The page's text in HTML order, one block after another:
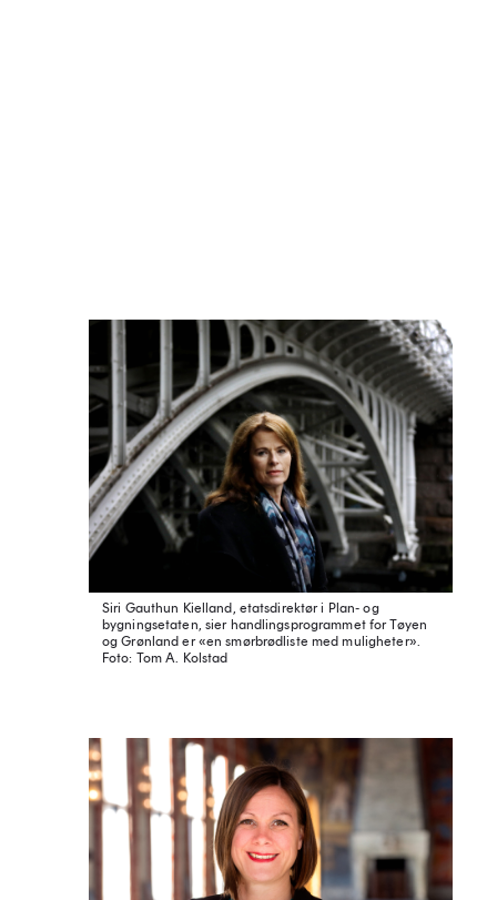
Siri Gauthun Kielland, etatsdirektør i Plan- og
bygningsetaten, sier handlingsprogrammet for Tøyen
og Grønland er «en smørbrødliste med muligheter».
Foto: Tom A. Kolstad